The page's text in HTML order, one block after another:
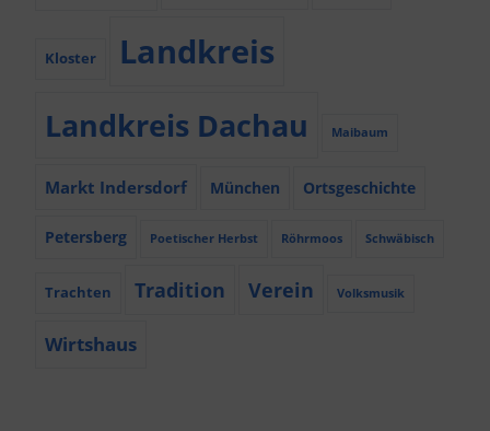
Kloster Landkreis
Landkreis Dachau Maibaum
Markt Indersdorf München Ortsgeschichte
Petersberg Poetischer Herbst Röhrmoos Schwäbisch
Trachten Tradition Verein Volksmusik
Wirtshaus